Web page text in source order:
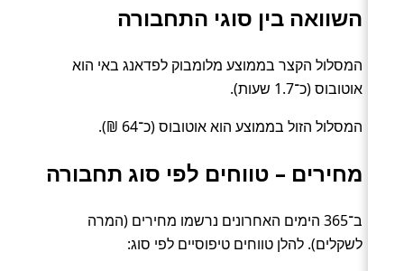
השוואה בין סוגי התחבורה
המסלול הקצר בממוצע מלומבוק לפדאנג באי הוא
אוטובוס (כ־1.7 שעות).
המסלול הזול בממוצע הוא אוטובוס (כ־64 ₪).
מחירים – טווחים לפי סוג תחבורה
ב־365 הימים האחרונים נרשמו מחירים (המרה
לשקלים). להלן טווחים טיפוסיים לפי סוג: